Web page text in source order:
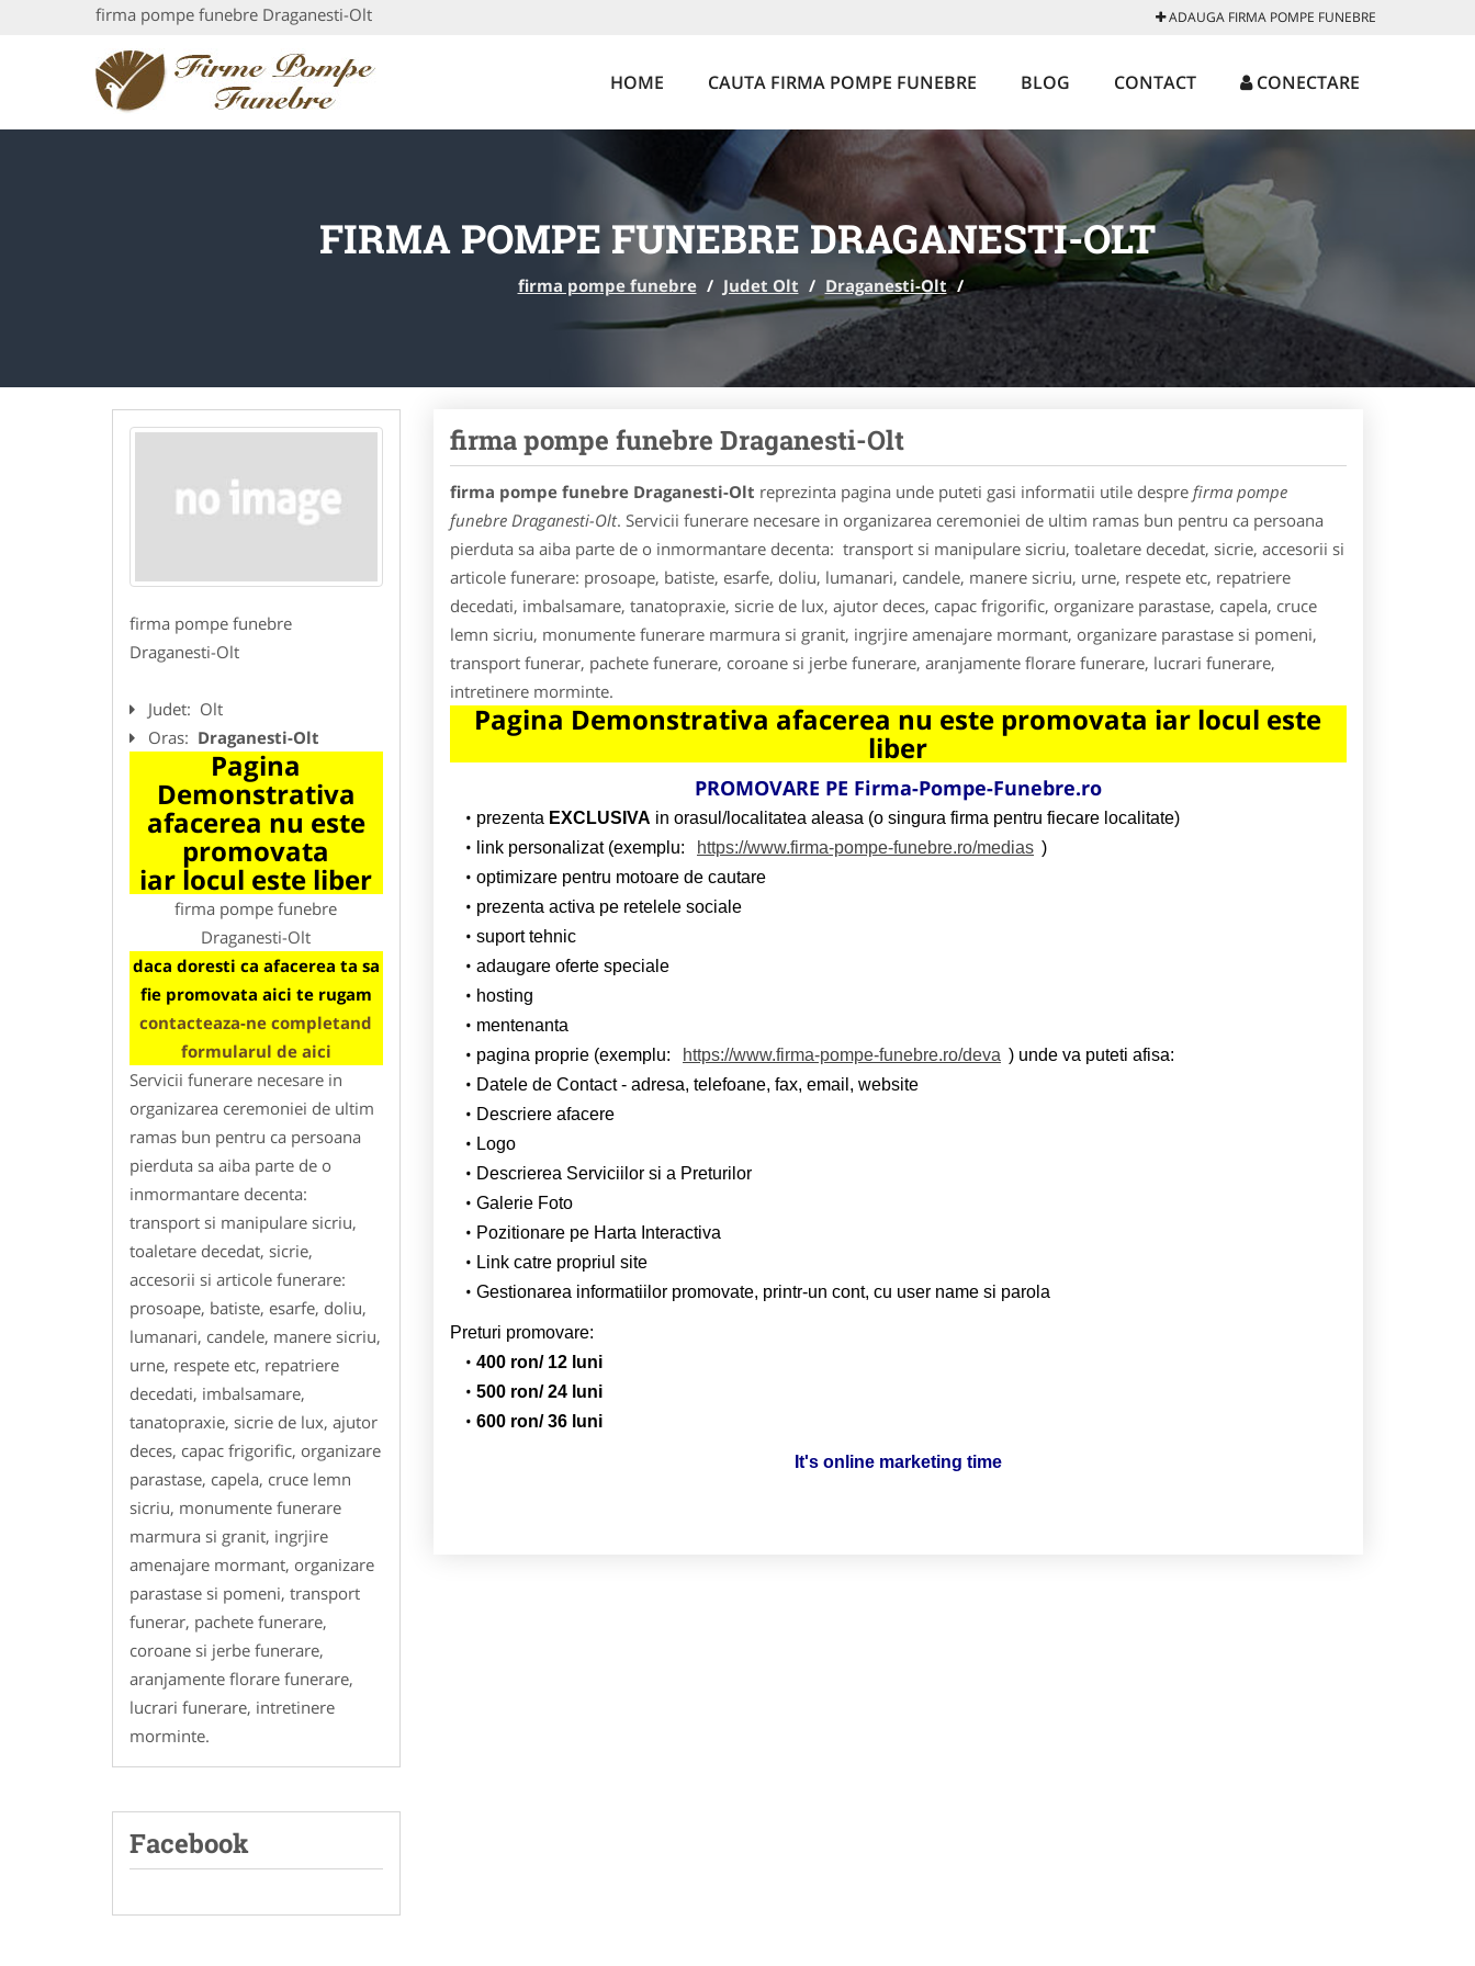
firma pompe funebre Draganesti-Olt ADAUGA FIRMA POMPE FUNEBRE
HOME CAUTA FIRMA POMPE FUNEBRE BLOG CONTACT CONECTARE
FIRMA POMPE FUNEBRE DRAGANESTI-OLT
firma pompe funebre / Judet Olt / Draganesti-Olt /
firma pompe funebre
Draganesti-Olt
Judet: Olt
Oras: Draganesti-Olt
Pagina
Demonstrativa
afacerea nu este
promovata
iar locul este liber
firma pompe funebre
Draganesti-Olt
daca doresti ca afacerea ta sa
fie promovata aici te rugam
contacteaza-ne completand
formularul de aici
Servicii funerare necesare in
organizarea ceremoniei de ultim
ramas bun pentru ca persoana
pierduta sa aiba parte de o
inmormantare decenta:
transport si manipulare sicriu,
toaletare decedat, sicrie,
accesorii si articole funerare:
prosoape, batiste, esarfe, doliu,
lumanari, candele, manere sicriu,
urne, respete etc, repatriere
decedati, imbalsamare,
tanatopraxie, sicrie de lux, ajutor
deces, capac frigorific, organizare
parastase, capela, cruce lemn
sicriu, monumente funerare
marmura si granit, ingrjire
amenajare mormant, organizare
parastase si pomeni, transport
funerar, pachete funerare,
coroane si jerbe funerare,
aranjamente florare funerare,
lucrari funerare, intretinere
morminte.
Facebook
firma pompe funebre Draganesti-Olt
firma pompe funebre Draganesti-Olt reprezinta pagina unde puteti gasi informatii utile despre firma pompe
funebre Draganesti-Olt. Servicii funerare necesare in organizarea ceremoniei de ultim ramas bun pentru ca persoana
pierduta sa aiba parte de o inmormantare decenta: transport si manipulare sicriu, toaletare decedat, sicrie, accesorii si
articole funerare: prosoape, batiste, esarfe, doliu, lumanari, candele, manere sicriu, urne, respete etc, repatriere
decedati, imbalsamare, tanatopraxie, sicrie de lux, ajutor deces, capac frigorific, organizare parastase, capela, cruce
lemn sicriu, monumente funerare marmura si granit, ingrjire amenajare mormant, organizare parastase si pomeni,
transport funerar, pachete funerare, coroane si jerbe funerare, aranjamente florare funerare, lucrari funerare,
intretinere morminte.
Pagina Demonstrativa afacerea nu este promovata iar locul este
liber
PROMOVARE PE Firma-Pompe-Funebre.ro
prezenta EXCLUSIVA in orasul/localitatea aleasa (o singura firma pentru fiecare localitate)
link personalizat (exemplu:
https://www.firma-pompe-funebre.ro/medias )
optimizare pentru motoare de cautare
prezenta activa pe retelele sociale
suport tehnic
adaugare oferte speciale
hosting
mentenanta
pagina proprie (exemplu:
https://www.firma-pompe-funebre.ro/deva ) unde va puteti afisa:
Datele de Contact - adresa, telefoane, fax, email, website
Descriere afacere
Logo
Descrierea Serviciilor si a Preturilor
Galerie Foto
Pozitionare pe Harta Interactiva
Link catre propriul site
Gestionarea informatiilor promovate, printr-un cont, cu user name si parola
Preturi promovare:
400 ron/ 12 luni
500 ron/ 24 luni
600 ron/ 36 luni
It's online marketing time